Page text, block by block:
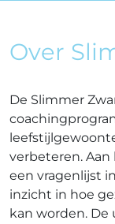
Over
De Slimmer
verbeteren.
een vragenlijst
inzicht in hoe
kan worden.